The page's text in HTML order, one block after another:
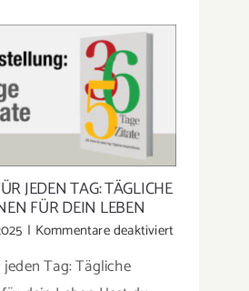
JEDEN TAG: TÄGLICHE
FÜR DEIN LEBEN
| Kommentare deaktiviertfür
Tag: Tägliche